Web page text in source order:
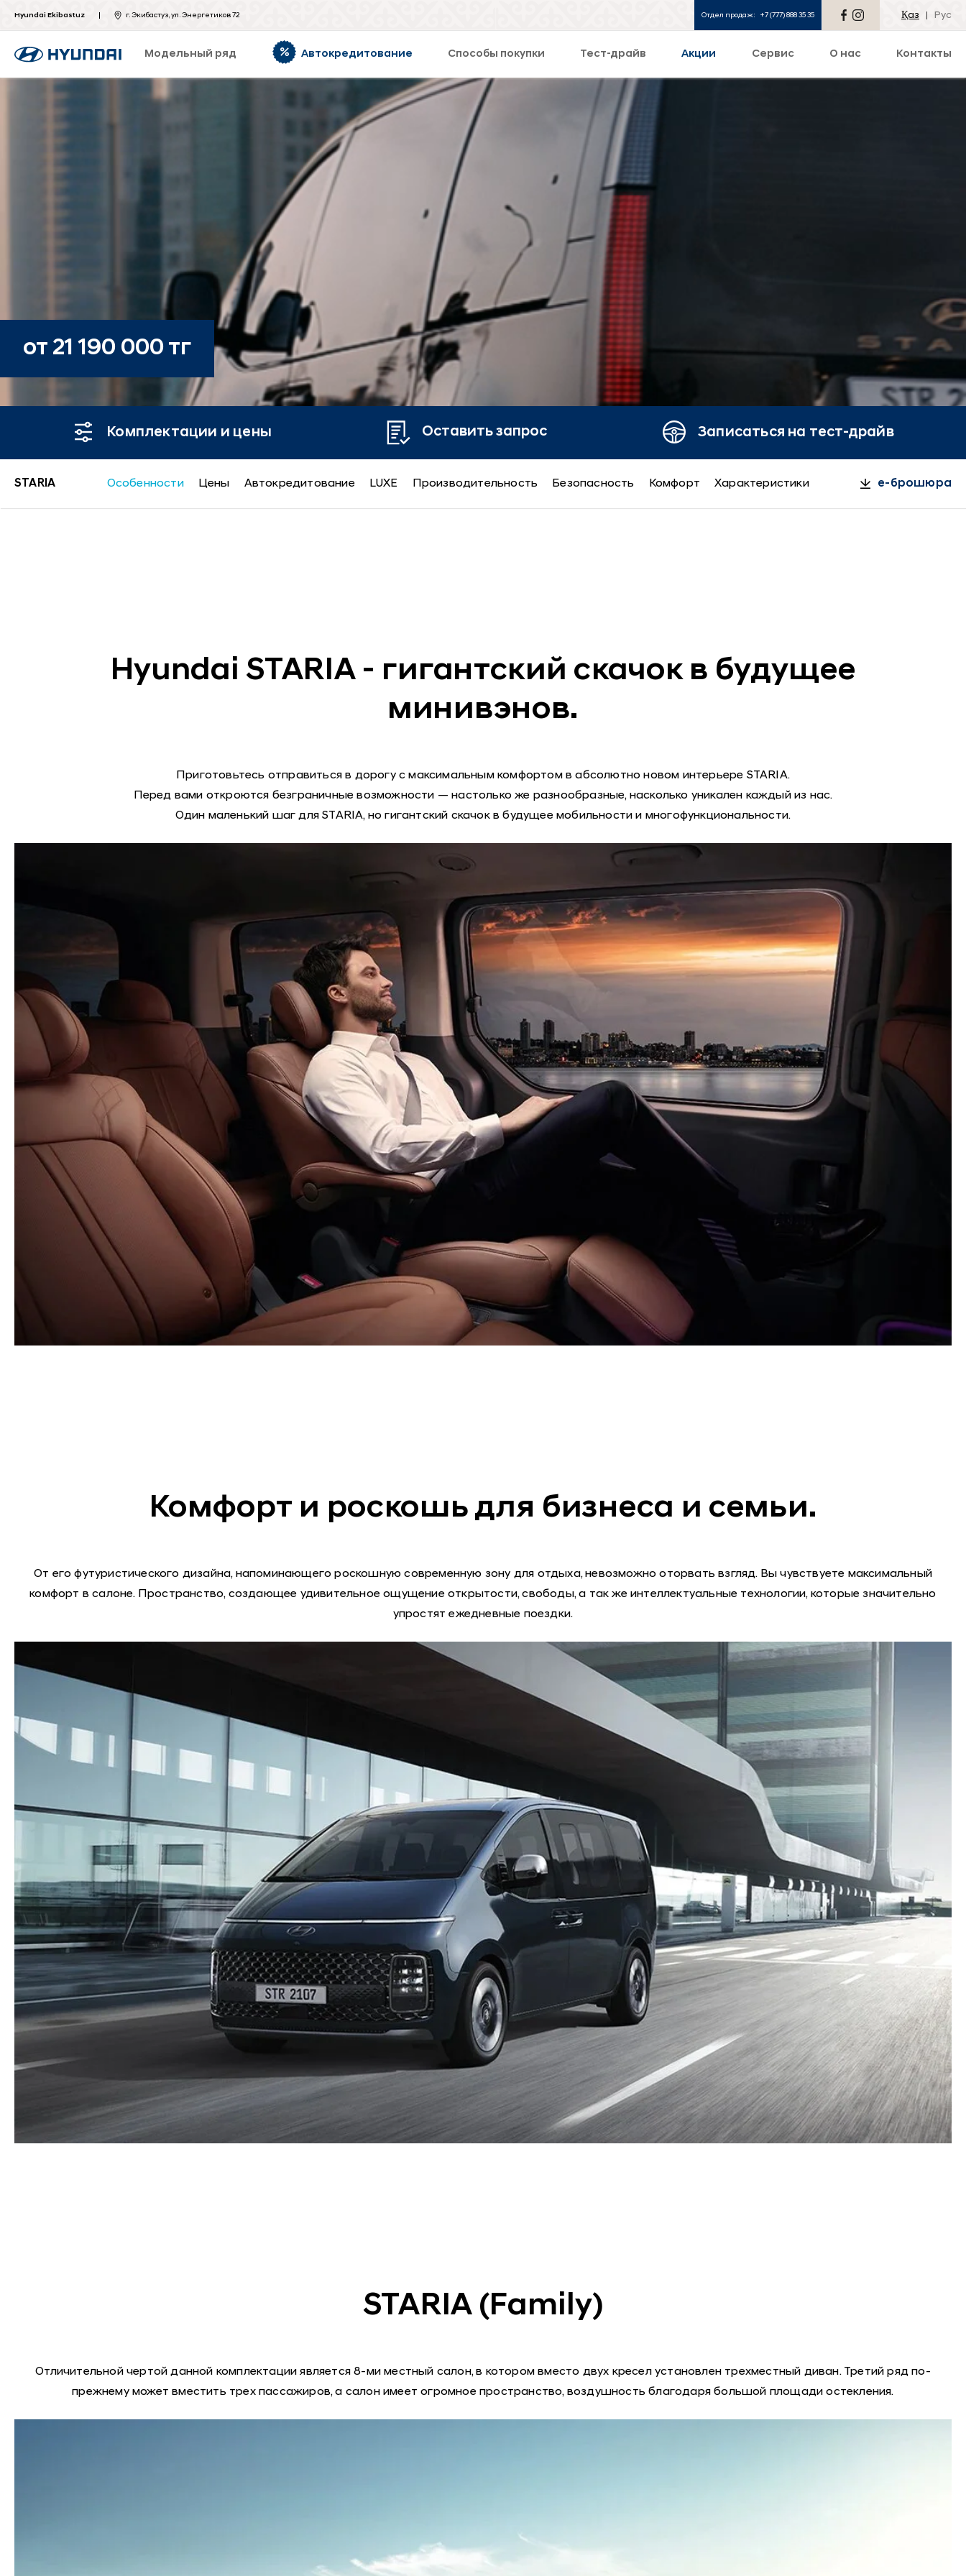
Hyundai Ekibastuz г. Экибастуз, ул. Энергетиков 72 Отдел продаж: +7 (777) 888 35 35 Қаз Рус
Модельный ряд Автокредитование Способы покупки Тест-драйв Акции Сервис О нас Контакты
Hyundai Staria
от 21 190 000 тг
Комплектации и цены Оставить запрос Записаться на тест-драйв
STARIA Особенности Цены Автокредитование LUXE Производительность Безопасность Комфорт Характеристики e-брошюра
Hyundai STARIA - гигантский скачок в будущее
минивэнов.
Приготовьтесь отправиться в дорогу с максимальным комфортом в абсолютно новом интерьере STARIA.
Перед вами откроются безграничные возможности — настолько же разнообразные, насколько уникален каждый из нас.
Один маленький шаг для STARIA, но гигантский скачок в будущее мобильности и многофункциональности.
Комфорт и роскошь для бизнеса и семьи.
От его футуристического дизайна, напоминающего роскошную современную зону для отдыха, невозможно оторвать взгляд. Вы чувствуете максимальный
комфорт в салоне. Пространство, создающее удивительное ощущение открытости, свободы, а так же интеллектуальные технологии, которые значительно
упростят ежедневные поездки.
STARIA (Family)
Отличительной чертой данной комплектации является 8-ми местный салон, в котором вместо двух кресел установлен трехместный диван. Третий ряд по-
прежнему может вместить трех пассажиров, а салон имеет огромное пространство, воздушность благодаря большой площади остекления.